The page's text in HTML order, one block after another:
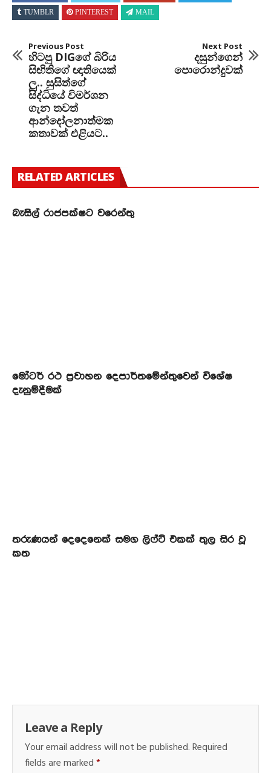
TUMBLR PINTEREST MAIL
Previous Post
හිටපු DIGගේ බිරිය
සිඟිතිගේ ඥාතියෙක්
ලු.. සුසිත්ගේ
සිද්ධියේ විමර්ශන
ගැන තවත්
ආන්දෝලනාත්මක
කතාවක් එළියට..
Next Post
දසුන්ගෙන්
පොරොන්දුවක්
RELATED ARTICLES
බැසිල් රාජපක්ෂට වරෙන්තු
මෝටර් රථ ප්‍රවාහන දෙපාර්තමේන්තුවෙන් විශේෂ
දැනුම්දීමක්
තරුණයන් දෙදෙනෙක් සමග ලිෆ්ට් එකක් තුල සිර වූ
කත
Leave a Reply
Your email address will not be published.Required
fields are marked*